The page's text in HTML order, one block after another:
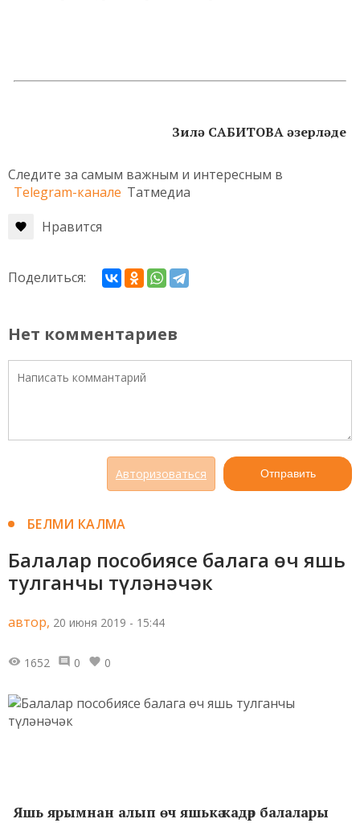
Зилә САБИТОВА әзерләде
Следите за самым важным и интересным в
Telegram-канале Татмедиа
Нравится
Поделиться:
Нет комментариев
Авторизоваться Отправить
БЕЛМИ КАЛМА
Балалар пособиясе балага өч яшь
тулганчы түләнәчәк
автор, 20 июня 2019 - 15:44
1652 0 0
Яшь ярымнан алып өч яшькә кадәр балалары